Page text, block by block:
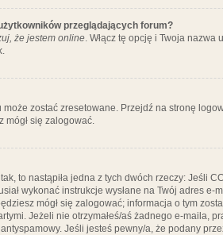
przeglądających forum?
że jestem online. Włącz tę opcję i Twoja
zostać zresetowane. Przejdź na stronę
mógł się zalogować.
to nastąpiła jedna z tych dwóch rzeczy: Jeśli
wykonać instrukcje wysłane na Twój adres e-
mógł się zalogować; informacja o tym
Jeżeli nie otrzymałeś/aś żadnego e-maila,
Jeśli jesteś pewny/a, że podany